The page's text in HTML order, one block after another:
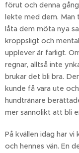
förut och denna
lekte med dem. Man
låta dem möta nya
kroppsligt och
upplever är farligt.
regnar, alltså inte
brukar det bli bra.
kunde få vara ute
hundtränare
mer sannolikt att bli
På kvällen idag har
och hennes vän. En